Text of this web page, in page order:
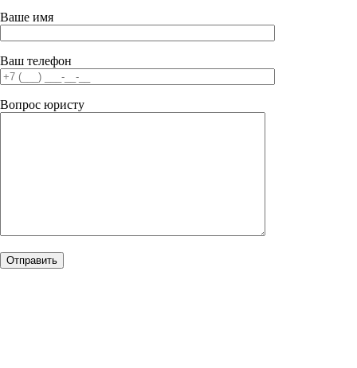
Ваше имя
Ваш телефон
Вопрос юристу